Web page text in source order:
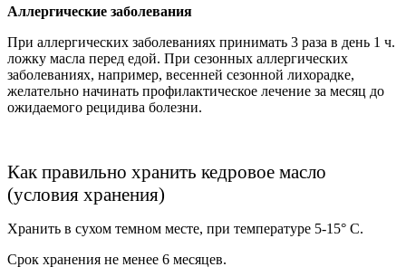
Аллергические заболевания
При аллергических заболеваниях принимать 3 раза в день 1 ч.
ложку масла перед едой. При сезонных аллергических
заболеваниях, например, весенней сезонной лихорадке,
желательно начинать профилактическое лечение за месяц до
ожидаемого рецидива болезни.
Как правильно хранить кедровое масло
(условия хранения)
Хранить в сухом темном месте, при температуре 5-15° C.
Срок хранения не менее 6 месяцев.